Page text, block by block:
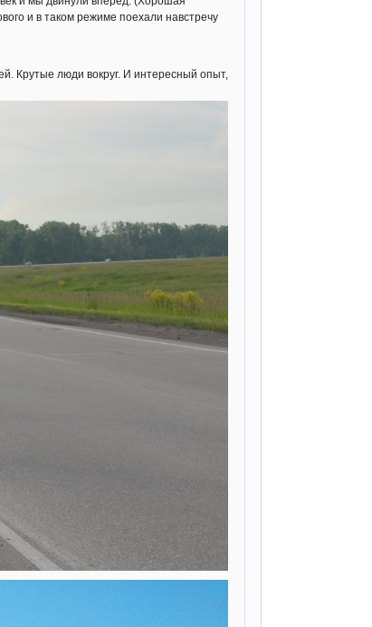
и в таком режиме поехали навстречу
Крутые люди вокруг. И интересный опыт,